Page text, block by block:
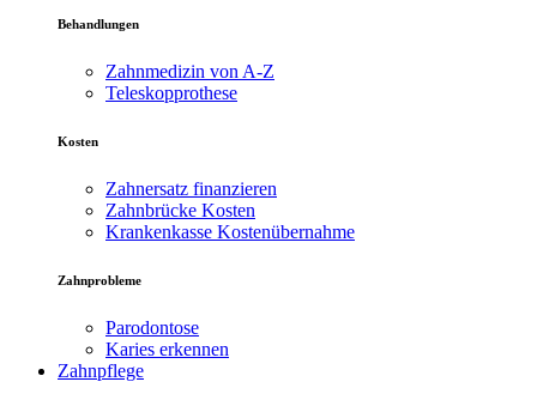
Behandlungen
Zahnmedizin von A-Z
Teleskopprothese
Kosten
Zahnersatz finanzieren
Zahnbrücke Kosten
Krankenkasse Kostenübernahme
Zahnprobleme
Parodontose
Karies erkennen
Zahnpflege